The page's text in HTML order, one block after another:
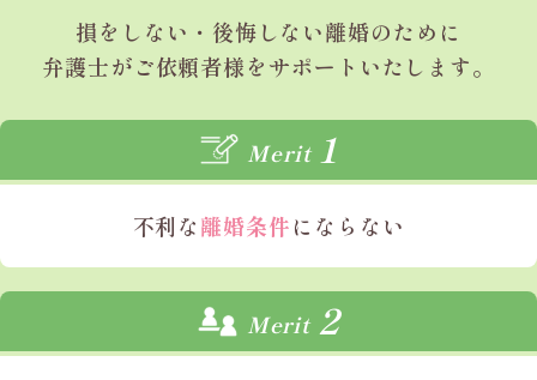
損をしない・後悔しない離婚のために
弁護士がご依頼者様をサポートいたします。
Merit 1
不利な離婚条件にならない
Merit 2